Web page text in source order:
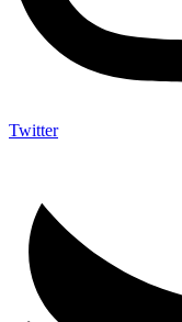
Twitter